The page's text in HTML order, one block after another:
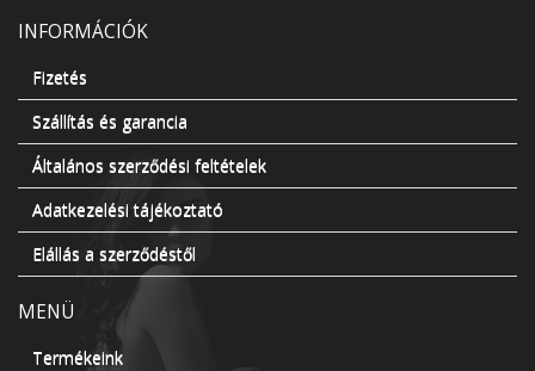
INFORMÁCIÓK
Fizetés
Szállítás és garancia
Általános szerződési feltételek
Adatkezelési tájékoztató
Elállás a szerződéstől
MENÜ
Termékeink